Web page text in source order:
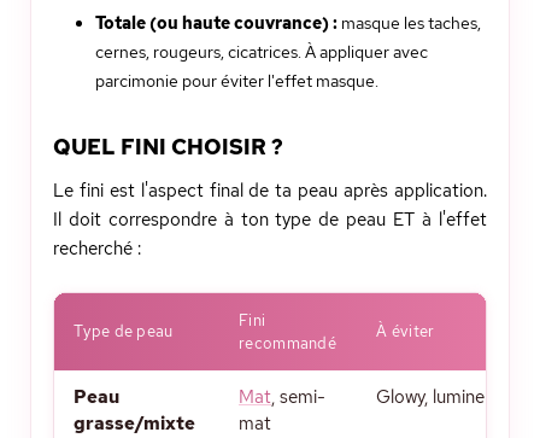
Totale (ou haute couvrance) : masque les taches,
cernes, rougeurs, cicatrices. À appliquer avec
parcimonie pour éviter l'effet masque.
QUEL FINI CHOISIR ?
Le fini est l'aspect final de ta peau après application.
Il doit correspondre à ton type de peau ET à l'effet
recherché :
Type de peau
Fini
recommandé
À éviter
Peau
grasse/mixte
Mat, semi-
mat
Glowy, lumineux